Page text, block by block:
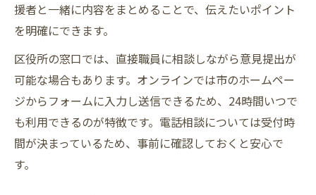
援者と一緒に内容をまとめることで、伝えたいポイント
を明確にできます。
区役所の窓口では、直接職員に相談しながら意見提出が
可能な場合もあります。オンラインでは市のホームペー
ジからフォームに入力し送信できるため、24時間いつで
も利用できるのが特徴です。電話相談については受付時
間が決まっているため、事前に確認しておくと安心で
す。